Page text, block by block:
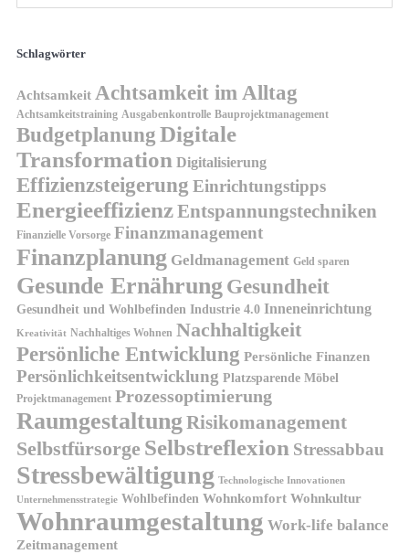
Schlagwörter
Achtsamkeit Achtsamkeit im Alltag
Achtsamkeitstraining Ausgabenkontrolle Bauprojektmanagement
BudgetplanungDigitale
Transformation Digitalisierung
Effizienzsteigerung Einrichtungstipps
EnergieeffizienzEntspannungstechniken
Finanzielle Vorsorge Finanzmanagement
Finanzplanung Geldmanagement Geld sparen
Gesunde Ernährung Gesundheit
Gesundheit und Wohlbefinden Industrie 4.0 Inneneinrichtung
Kreativität Nachhaltiges Wohnen Nachhaltigkeit
Persönliche Entwicklung Persönliche Finanzen
Persönlichkeitsentwicklung Platzsparende Möbel
Projektmanagement Prozessoptimierung
Raumgestaltung Risikomanagement
Selbstfürsorge Selbstreflexion Stressabbau
Stressbewältigung Technologische Innovationen
Unternehmensstrategie Wohlbefinden Wohnkomfort Wohnkultur
Wohnraumgestaltung Work-life balance
Zeitmanagement